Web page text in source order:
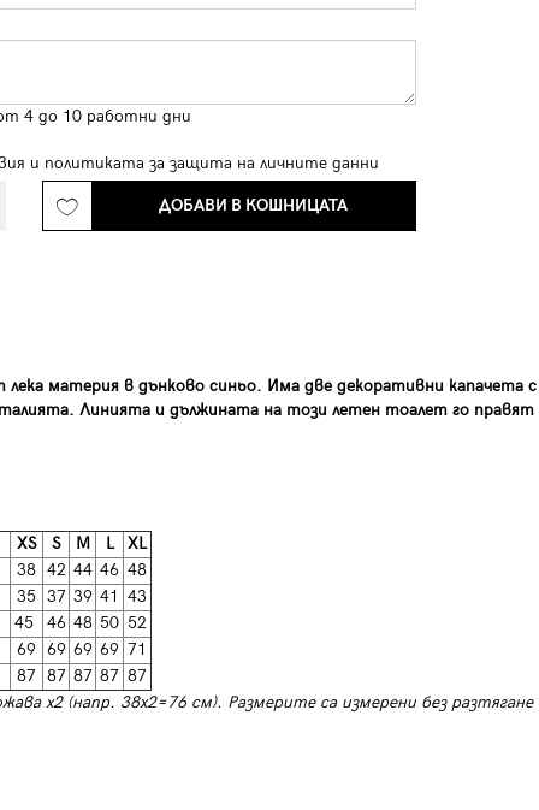
4 до 10 работни дни
и политиката за защита на личните данни
ДОБАВИ В КОШНИЦАТА
лека материя в дънково синьо. Има две декоративни капачета с
Линията и дължината на този летен тоалет го правят
XS S М L
XL
38 42 44 46 48
35 37 39 41 43
45 46 48 50 52
69 69 69 69 71
87 87 87 87 87
х2 (напр. 38х2=76 см). Размерите са измерени без разтягане